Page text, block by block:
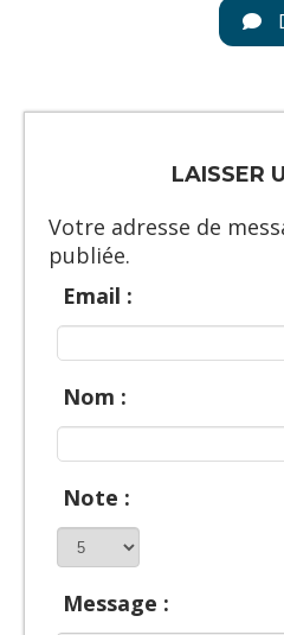
LAISSER
Votre adresse de
publiée.
Email :
Nom :
Note :
Message :